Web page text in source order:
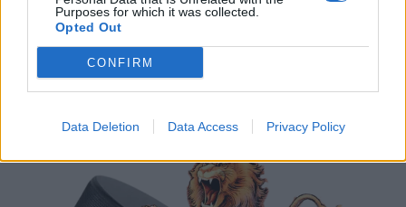
Purposes for which it was collected.
Opted Out
CONFIRM
Data Deletion Data Access Privacy Policy
ottelun ilmaiseksi TV:stä